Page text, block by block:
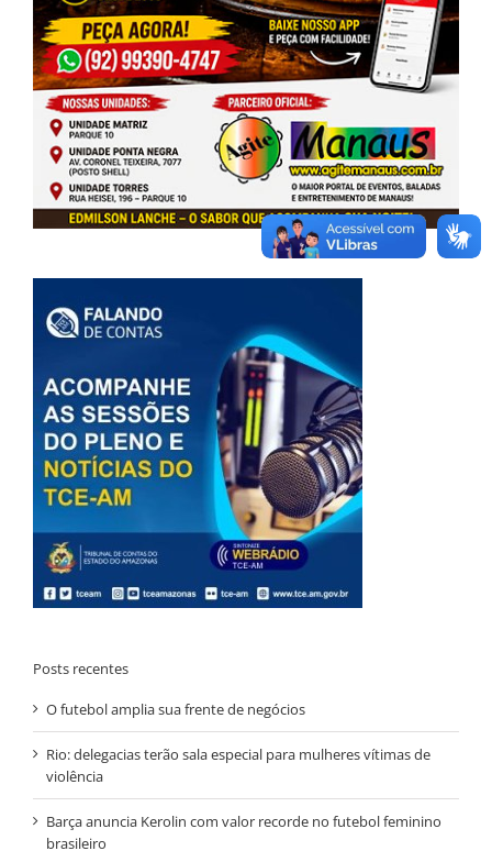
Posts recentes
O futebol amplia sua frente de negócios
Rio: delegacias terão sala especial para mulheres vítimas de
violência
Barça anuncia Kerolin com valor recorde no futebol feminino
brasileiro